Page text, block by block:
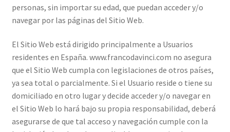
personas, sin importar su edad, que puedan acceder y/o
navegar por las páginas del Sitio Web.
El Sitio Web está dirigido principalmente a Usuarios
residentes en España. www.francodavinci.com no asegura
que el Sitio Web cumpla con legislaciones de otros países,
ya sea total o parcialmente. Si el Usuario reside o tiene su
domiciliado en otro lugar y decide acceder y/o navegar en
el Sitio Web lo hará bajo su propia responsabilidad, deberá
asegurarse de que tal acceso y navegación cumple con la